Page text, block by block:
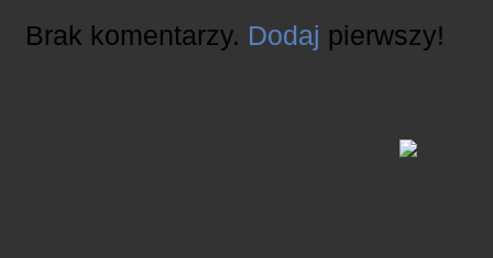
Brak komentarzy. Dodaj pierwszy!